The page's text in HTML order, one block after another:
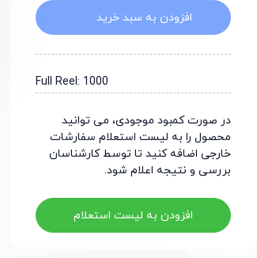
افزودن به سبد خرید
Full Reel: 1000
در صورت کمبود موجودی، می توانید
محصول را به لیست استعلام سفارشات
خارجی اضافه کنید تا توسط کارشناسان
بررسی و نتیجه اعلام شود.
افزودن به لیست استعلام